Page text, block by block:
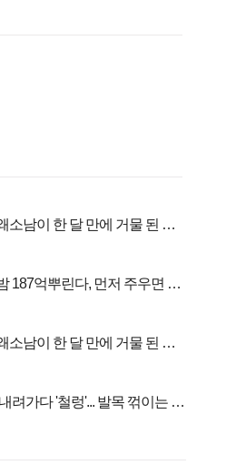
소남이 한 달 만에 거물 된 사
187억뿌린다, 먼저 주우면 최
소남이 한 달 만에 거물 된 사
려가다 '철렁'... 발목 꺾이는 이